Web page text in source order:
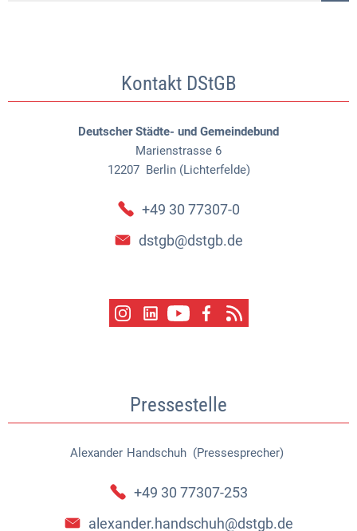
Kontakt DStGB
Deutscher Städte- und Gemeindebund
Marienstrasse 6
12207 Berlin (Lichterfelde)
+49 30 77307-0
dstgb@dstgb.de
Pressestelle
Alexander Handschuh (Pressesprecher)
Alexander Handschuh
+49 30 77307-253
alexander.handschuh@dstgb.de